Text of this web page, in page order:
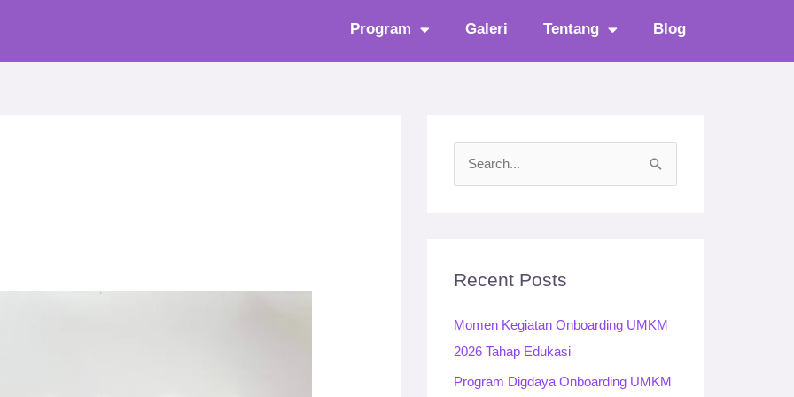
Program Galeri Tentang Blog
c
f
o
r
Recent Posts
Momen Kegiatan Onboarding UMKM
2026 Tahap Edukasi
Program Digdaya Onboarding UMKM